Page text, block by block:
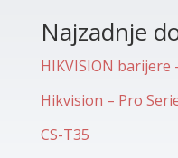
Najzadnje
HIKVISION
Hikvision – Pro
CS-T35